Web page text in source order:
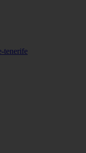
tenerife